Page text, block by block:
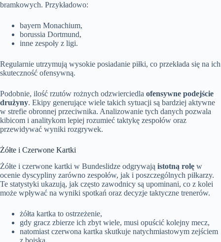
bramkowych. Przykładowo:
bayern Monachium,
borussia Dortmund,
inne zespoły z ligi.
Regularnie utrzymują wysokie posiadanie piłki, co przekłada się na ich
skuteczność ofensywną.
Podobnie, ilość rzutów rożnych odzwierciedla ofensywne podejście
drużyny. Ekipy generujące wiele takich sytuacji są bardziej aktywne
w strefie obronnej przeciwnika. Analizowanie tych danych pozwala
kibicom i analitykom lepiej rozumieć taktykę zespołów oraz
przewidywać wyniki rozgrywek.
Żółte i Czerwone Kartki
Żółte i czerwone kartki w Bundeslidze odgrywają istotną rolę w
ocenie dyscypliny zarówno zespołów, jak i poszczególnych piłkarzy.
Te statystyki ukazują, jak często zawodnicy są upominani, co z kolei
może wpływać na wyniki spotkań oraz decyzje taktyczne trenerów.
żółta kartka to ostrzeżenie,
gdy gracz zbierze ich zbyt wiele, musi opuścić kolejny mecz,
natomiast czerwona kartka skutkuje natychmiastowym zejściem
z boiska.